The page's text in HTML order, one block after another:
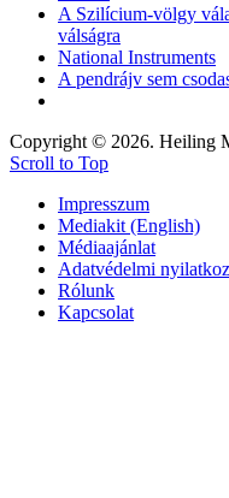
A Szilícium-völgy
válságra
National Instruments
A pendrájv sem
Copyright © 2026. Heiling
Scroll to Top
Impresszum
Mediakit (English)
Médiaajánlat
Adatvédelmi
Rólunk
Kapcsolat